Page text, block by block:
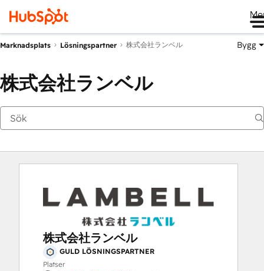
Marknadsplats Lösningspartner 株式会社ランベル Bygg
株式会社ランベル
株式会社ランベル
GULD LÖSNINGSPARTNER
Platser